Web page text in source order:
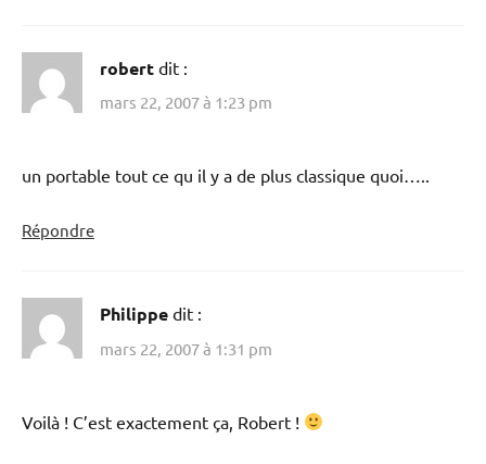
robert dit :
mars 22, 2007 à 1:23 pm
un portable tout ce qu il y a de plus classique quoi…..
Répondre
Philippe dit :
mars 22, 2007 à 1:31 pm
Voilà ! C’est exactement ça, Robert !